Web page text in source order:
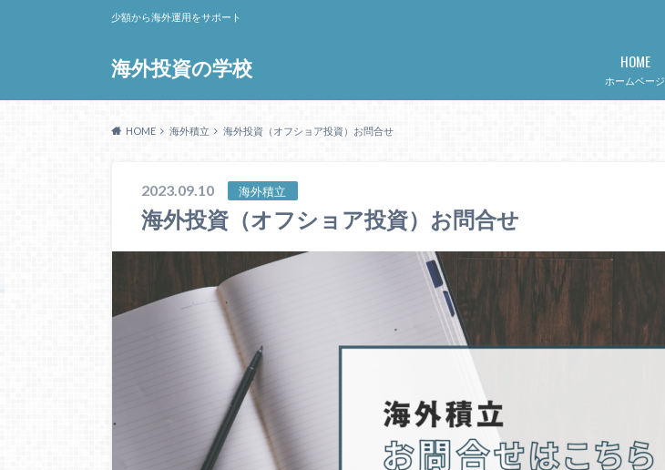
海外投資の学校
少額から海外運用をサポート
ホームベージ
HOME
HOME 海外積立 海外投資（オフショア投資）お問合せ
2023.09.10 海外積立
海外投資（オフショア投資）お問合せ